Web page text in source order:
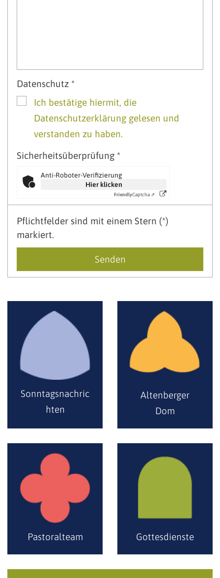
Datenschutz *
Ich bestätige hiermit, die
Datenschutzerklärung gelesen und
verstanden zu haben.
Sicherheitsüberprüfung *
Anti-Roboter-Verifizierung
Hier klicken
FriendlyCaptcha ⇗
Pflichtfelder sind mit einem Stern (*)
markiert.
Sonntagsnachric
hten
Altenberger
Dom
Pastoralteam Gottesdienste